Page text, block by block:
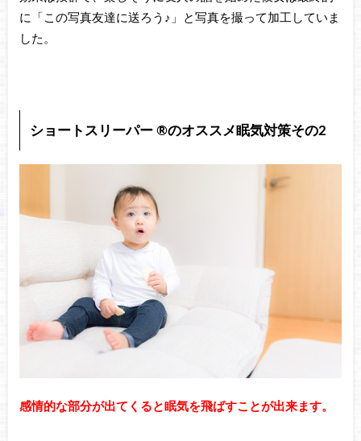
に「この写真友達に送ろう♪」と写真を撮って加工していま
した。
ショートスリーパー ®のオススメ眠気対策その2
感情的な部分が出てくると眠気を飛ばすことが出来ます。